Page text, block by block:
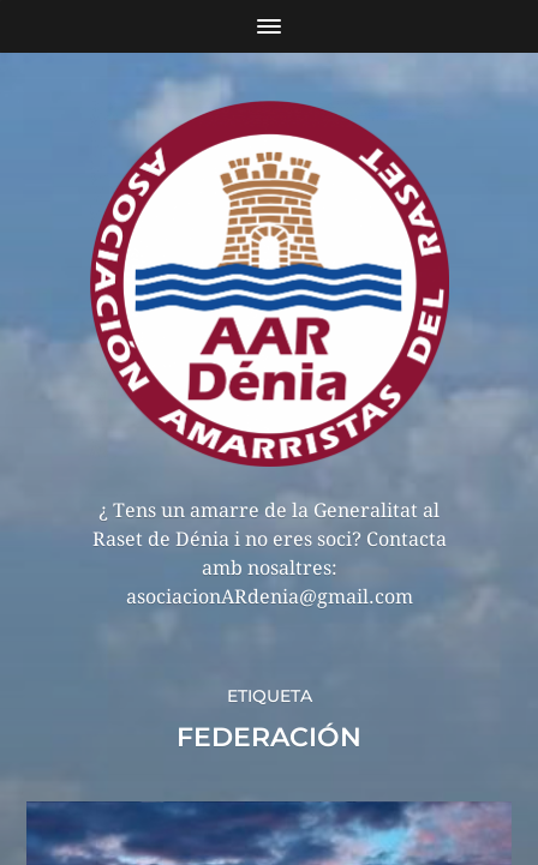
¿ Tens un amarre de la Generalitat al
Raset de Dénia i no eres soci? Contacta
amb nosaltres:
asociacionARdenia@gmail.com
ETIQUETA
FEDERACIÓN